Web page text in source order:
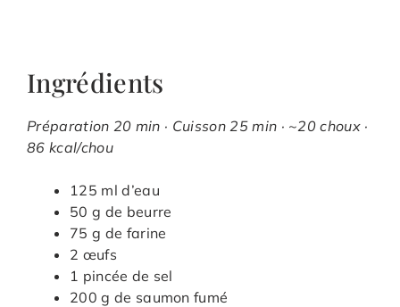
Ingrédients
Préparation 20 min · Cuisson 25 min · ~20 choux ·
86 kcal/chou
125 ml d’eau
50 g de beurre
75 g de farine
2 œufs
1 pincée de sel
200 g de saumon fumé